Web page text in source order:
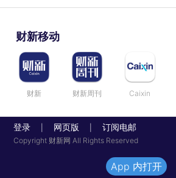
财新移动
财新 财新周刊 Caixin
登录 网页版 订阅电邮
Copyright 财新网 All Rights Reserved
App 内打开